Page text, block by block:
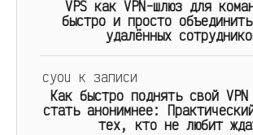
VPS как VPN-шлюз для
быстро и просто
удалённых
cyou к записи
Как быстро поднять свой
стать анонимнее:
тех, кто не любит